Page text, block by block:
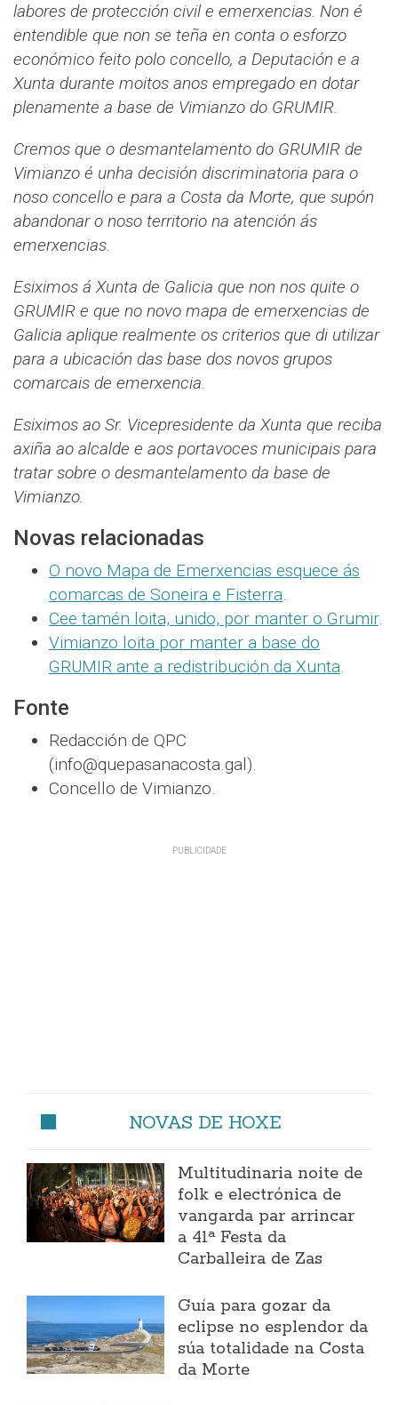
labores de protección civil e emerxencias. Non é
entendible que non se teña en conta o esforzo
económico feito polo concello, a Deputación e a
Xunta durante moitos anos empregado en dotar
plenamente a base de Vimianzo do GRUMIR.
Cremos que o desmantelamento do GRUMIR de
Vimianzo é unha decisión discriminatoria para o
noso concello e para a Costa da Morte, que supón
abandonar o noso territorio na atención ás
emerxencias.
Esiximos á Xunta de Galicia que non nos quite o
GRUMIR e que no novo mapa de emerxencias de
Galicia aplique realmente os criterios que di utilizar
para a ubicación das base dos novos grupos
comarcais de emerxencia.
Esiximos ao Sr. Vicepresidente da Xunta que reciba
axiña ao alcalde e aos portavoces municipais para
tratar sobre o desmantelamento da base de
Vimianzo.
Novas relacionadas
O novo Mapa de Emerxencias esquece ás
comarcas de Soneira e Fisterra.
Cee tamén loita, unido, por manter o Grumir.
Vimianzo loita por manter a base do
GRUMIR ante a redistribución da Xunta.
Fonte
Redacción de QPC
(info@quepasanacosta.gal).
Concello de Vimianzo.
NOVAS DE HOXE
Multitudinaria noite de
folk e electrónica de
vangarda par arrincar
a 41ª Festa da
Carballeira de Zas
Guía para gozar da
eclipse no esplendor da
súa totalidade na Costa
da Morte